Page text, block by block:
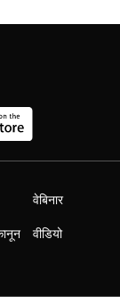
वेबिनार
वीडियो